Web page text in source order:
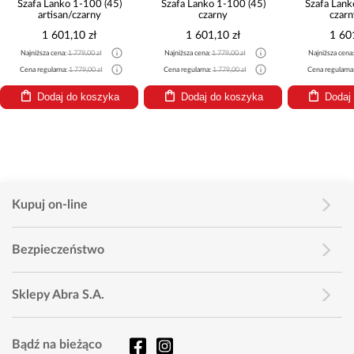
1-100 (45)
czarny
1 779,00 zł
1 779,00 zł
do koszyka
Szafa Lanko 1-100 (45)
Najniższa cena: 1 779,00 zł
Cena regularna: 1 779,00 zł
Dodaj do koszyka
Szafa Lanko 1-100 (45)
Najniższa cena: 1 779,00 zł
Cena regularna: 1 779,00 zł
Dodaj do koszyka
Kupuj on-line
Bezpieczeństwo
Sklepy Abra S.A.
Bądź na bieżąco